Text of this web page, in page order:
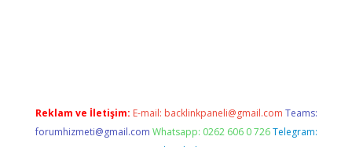
Reklam ve İletişim: E-mail: backlinkpaneli@gmail.com Teams:
forumhizmeti@gmail.com Whatsapp: 0262 606 0 726 Telegram: